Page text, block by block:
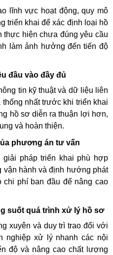
lĩnh vực hoạt động, quy mô
triển khai để xác định loại hồ
hiện chưa đúng yêu cầu
làm ảnh hưởng đến tiến độ
đầu vào đầy đủ
tin kỹ thuật và dữ liệu liên
nhất trước khi triển khai
hồ sơ diễn ra thuận lợi hơn,
và hoàn thiện.
phương án tư vấn
giải pháp triển khai phù hợp
vận hành và định hướng phát
chi phí ban đầu để nâng cao
suốt quá trình xử lý hồ sơ
xuyên và duy trì trao đổi với
nghiệp xử lý nhanh các nội
độ và nâng cao chất lượng